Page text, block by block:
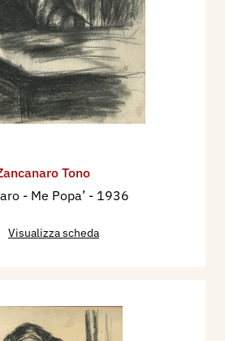
Tono
- Me Popa’ - 1936
Visualizza scheda